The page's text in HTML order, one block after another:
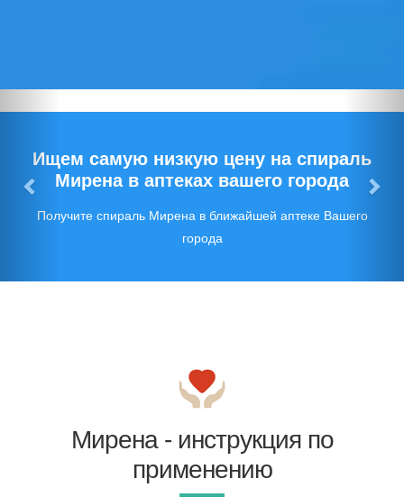
Ищем самую низкую цену на спираль
Мирена в аптеках вашего города
Получите спираль Мирена в ближайшей аптеке Вашего
города
Мирена - инструкция по
применению